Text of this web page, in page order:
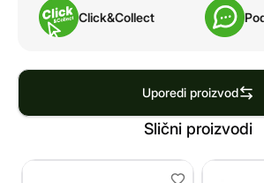
Click&Collect
Uporedi proizvod
Slični proizvodi